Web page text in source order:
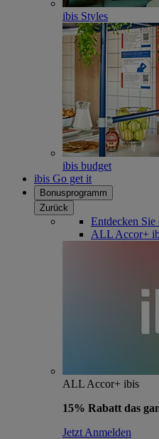
ibis Styles
ibis budget
ibis Go get it
Bonusprogramm
Zurück
Entdecken Sie
ALL Accor+
ALL Accor+ ibis
15% Rabatt das
Jetzt Anmelden